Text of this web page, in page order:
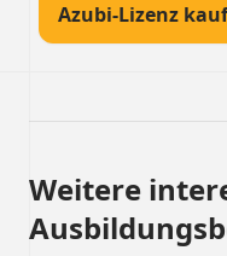
Azubi-Lizenz
Weitere